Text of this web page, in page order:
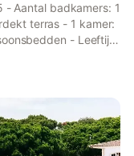
- Aantal badkamers: 1
terras - 1 kamer:
- Leeftijd
Type keuken:
Niet
-